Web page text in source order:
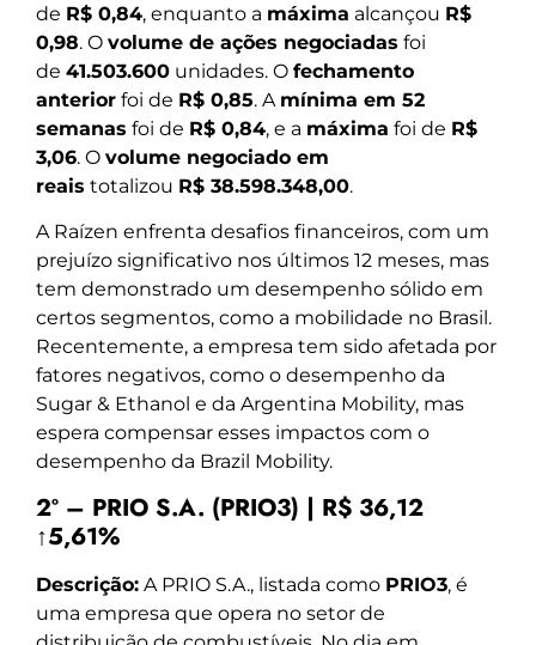
de R$ 0,84, enquanto a máxima alcançou R$
0,98. O volume de ações negociadas foi
de 41.503.600 unidades. O fechamento
anterior foi de R$ 0,85. A mínima em 52
semanas foi de R$ 0,84, e a máxima foi de R$
3,06. O volume negociado em
reais totalizou R$ 38.598.348,00.
A Raízen enfrenta desafios financeiros, com um
prejuízo significativo nos últimos 12 meses, mas
tem demonstrado um desempenho sólido em
certos segmentos, como a mobilidade no Brasil.
Recentemente, a empresa tem sido afetada por
fatores negativos, como o desempenho da
Sugar & Ethanol e da Argentina Mobility, mas
espera compensar esses impactos com o
desempenho da Brazil Mobility.
2º – PRIO S.A. (PRIO3) | R$ 36,12
↑5,61%
Descrição: A PRIO S.A., listada como PRIO3, é
uma empresa que opera no setor de